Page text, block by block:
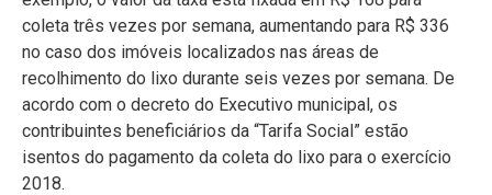
coleta três vezes por semana, aumentando para R$ 336
no caso dos imóveis localizados nas áreas de
recolhimento do lixo durante seis vezes por semana. De
acordo com o decreto do Executivo municipal, os
contribuintes beneficiários da “Tarifa Social” estão
isentos do pagamento da coleta do lixo para o exercício
2018.